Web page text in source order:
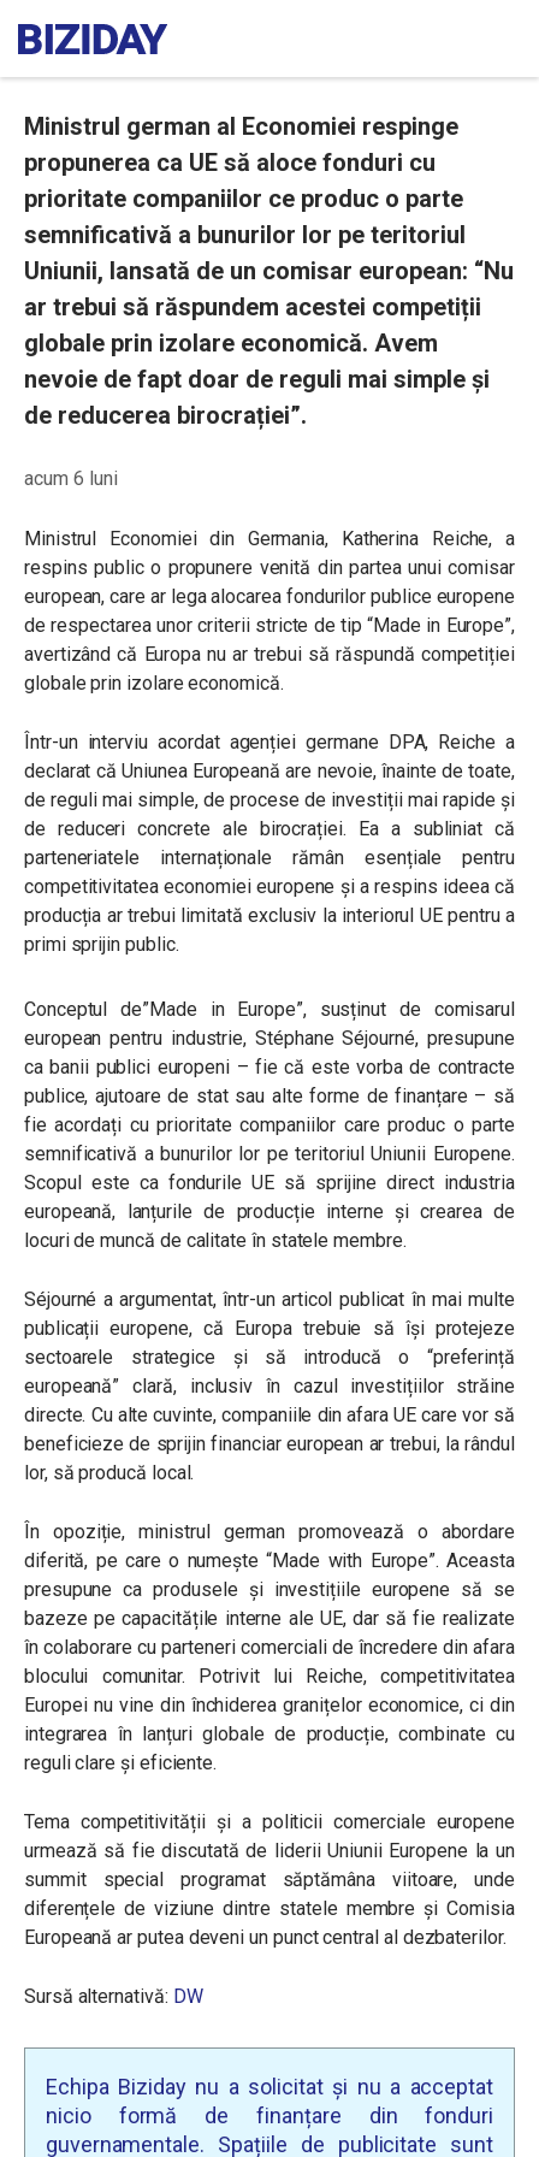
Ministrul german al Economiei respinge
propunerea ca UE să aloce fonduri cu
prioritate companiilor ce produc o parte
semnificativă a bunurilor lor pe teritoriul
Uniunii, lansată de un comisar european: “Nu
ar trebui să răspundem acestei competiții
globale prin izolare economică. Avem
nevoie de fapt doar de reguli mai simple și
de reducerea birocrației”.
acum 6 luni
Ministrul Economiei din Germania, Katherina Reiche, a
respins public o propunere venită din partea unui comisar
european, care ar lega alocarea fondurilor publice europene
de respectarea unor criterii stricte de tip “Made in Europe”,
avertizând că Europa nu ar trebui să răspundă competiției
globale prin izolare economică.
Într-un interviu acordat agenției germane DPA, Reiche a
declarat că Uniunea Europeană are nevoie, înainte de toate,
de reguli mai simple, de procese de investiții mai rapide și
de reduceri concrete ale birocrației. Ea a subliniat că
parteneriatele internaționale rămân esențiale pentru
competitivitatea economiei europene și a respins ideea că
producția ar trebui limitată exclusiv la interiorul UE pentru a
primi sprijin public.
Conceptul de”Made in Europe”, susținut de comisarul
european pentru industrie, Stéphane Séjourné, presupune
ca banii publici europeni – fie că este vorba de contracte
publice, ajutoare de stat sau alte forme de finanțare – să
fie acordați cu prioritate companiilor care produc o parte
semnificativă a bunurilor lor pe teritoriul Uniunii Europene.
Scopul este ca fondurile UE să sprijine direct industria
europeană, lanțurile de producție interne și crearea de
locuri de muncă de calitate în statele membre.
Séjourné a argumentat, într-un articol publicat în mai multe
publicații europene, că Europa trebuie să își protejeze
sectoarele strategice și să introducă o “preferință
europeană” clară, inclusiv în cazul investițiilor străine
directe. Cu alte cuvinte, companiile din afara UE care vor să
beneficieze de sprijin financiar european ar trebui, la rândul
lor, să producă local.
În opoziție, ministrul german promovează o abordare
diferită, pe care o numește “Made with Europe”. Aceasta
presupune ca produsele și investițiile europene să se
bazeze pe capacitățile interne ale UE, dar să fie realizate
în colaborare cu parteneri comerciali de încredere din afara
blocului comunitar. Potrivit lui Reiche, competitivitatea
Europei nu vine din închiderea granițelor economice, ci din
integrarea în lanțuri globale de producție, combinate cu
reguli clare și eficiente.
Tema competitivității și a politicii comerciale europene
urmează să fie discutată de liderii Uniunii Europene la un
summit special programat săptămâna viitoare, unde
diferențele de viziune dintre statele membre și Comisia
Europeană ar putea deveni un punct central al dezbaterilor.
Sursă alternativă: DW
Echipa Biziday nu a solicitat și nu a acceptat
nicio formă de finanțare din fonduri
guvernamentale. Spațiile de publicitate sunt